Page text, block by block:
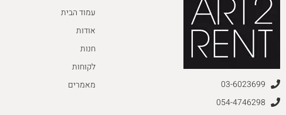
03-6023699
054-4746298
עמוד הבית
אודות
חנות
לקוחות
מאמרים